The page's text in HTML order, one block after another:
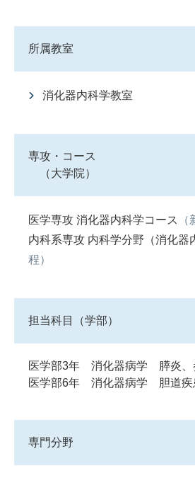
所属教室
消化器内科学教室
専攻・コース
（大学院）
医学専攻 消化器内科学コース
（
内科系専攻 内科学分野（消化器
程）
担当科目（学部）
医学部3年 消化器病学 膵炎、
医学部6年 消化器病学 胆道疾
専門分野